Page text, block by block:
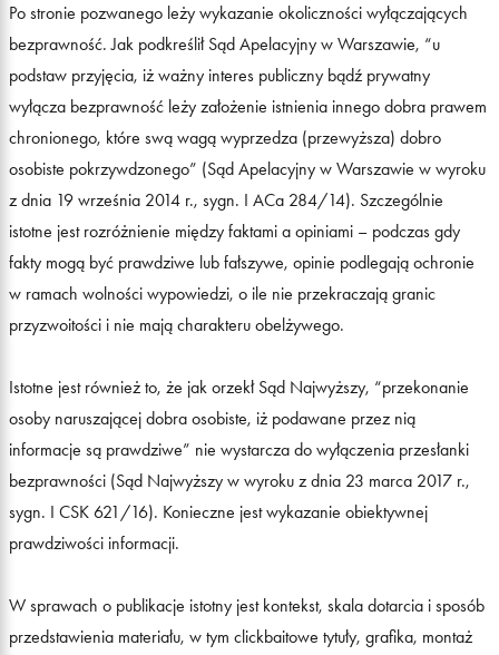
Po stronie pozwanego leży wykazanie okoliczności wyłączających
bezprawność. Jak podkreślił Sąd Apelacyjny w Warszawie, “u
podstaw przyjęcia, iż ważny interes publiczny bądź prywatny
wyłącza bezprawność leży założenie istnienia innego dobra prawem
chronionego, które swą wagą wyprzedza (przewyższa) dobro
osobiste pokrzywdzonego” (Sąd Apelacyjny w Warszawie w wyroku
z dnia 19 września 2014 r., sygn. I ACa 284/14). Szczególnie
istotne jest rozróżnienie między faktami a opiniami – podczas gdy
fakty mogą być prawdziwe lub fałszywe, opinie podlegają ochronie
w ramach wolności wypowiedzi, o ile nie przekraczają granic
przyzwoitości i nie mają charakteru obelżywego.
Istotne jest również to, że jak orzekł Sąd Najwyższy, “przekonanie
osoby naruszającej dobra osobiste, iż podawane przez nią
informacje są prawdziwe” nie wystarcza do wyłączenia przesłanki
bezprawności (Sąd Najwyższy w wyroku z dnia 23 marca 2017 r.,
sygn. I CSK 621/16). Konieczne jest wykazanie obiektywnej
prawdziwości informacji.
W sprawach o publikacje istotny jest kontekst, skala dotarcia i sposób
przedstawienia materiału, w tym clickbaitowe tytuły, grafika, montaż